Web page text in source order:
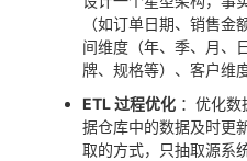
（如订单日期、销售
间维度（年、季、月、
牌、规格等）、客户维
ETL 过程优化 ：优化
据仓库中的数据及时更
取的方式，只抽取源系